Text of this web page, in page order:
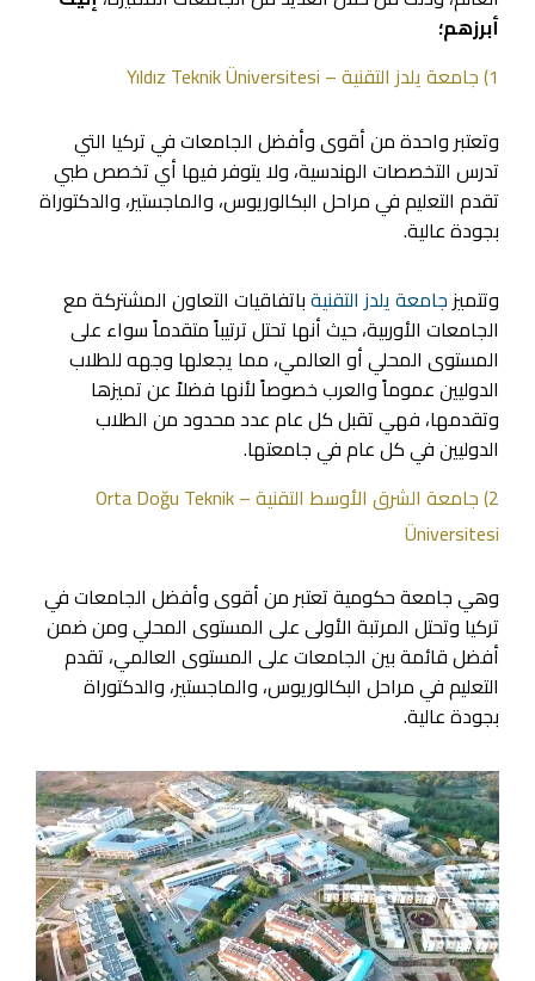
أبرزهم؛
1) جامعة يلدز التقنية – Yıldız Teknik Üniversitesi
وتعتبر واحدة من أقوى وأفضل الجامعات في تركيا التي
تدرس التخصصات الهندسية، ولا يتوفر فيها أي تخصص طبي
تقدم التعليم في مراحل البكالوريوس، والماجستير، والدكتوراة
بجودة عالية.
وتتميز جامعة يلدز التقنيةباتفاقيات التعاون المشتركة مع
الجامعات الأوربية، حيث أنها تحتل ترتيباً متقدماً سواء على
المستوى المحلي أو العالمي، مما يجعلها وجهه للطلاب
الدوليين عموماً والعرب خصوصاً لأنها فضلاً عن تميزها
وتقدمها، فهي تقبل كل عام عدد محدود من الطلاب
الدوليين في كل عام في جامعتها.
2) جامعة الشرق الأوسط التقنية – Orta Doğu Teknik
Üniversitesi
وهي جامعة حكومية تعتبر من أقوى وأفضل الجامعات في
تركيا وتحتل المرتبة الأولى على المستوى المحلي ومن ضمن
أفضل قائمة بين الجامعات على المستوى العالمي، تقدم
التعليم في مراحل البكالوريوس، والماجستير، والدكتوراة
بجودة عالية.